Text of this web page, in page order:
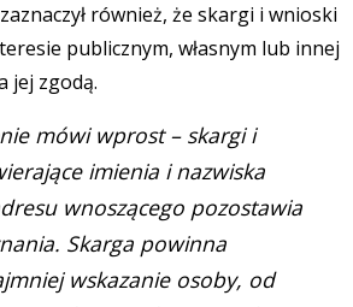
również, że skargi i wnioski
publicznym, własnym lub innej
jej zgodą.
mówi wprost – skargi i
imienia i nazwiska
wnoszącego pozostawia
Skarga powinna
wskazanie osoby, od